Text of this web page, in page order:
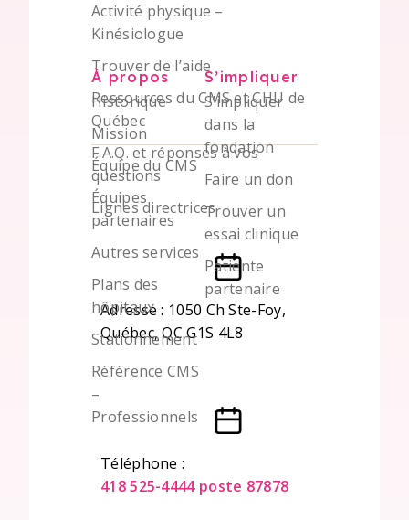
Activité physique –
Kinésiologue
Trouver de l’aide
Ressources du CMS et CHU de
Québec
F.A.Q. et réponses à vos
questions
Lignes directrices
À propos
Historique
Mission
Équipe du CMS
Équipes
partenaires
Autres services
Plans des
hôpitaux
Stationnement
Référence CMS
–
Professionnels
S’impliquer
S’impliquer
dans la
fondation
Faire un don
Trouver un
essai clinique
Patiente
partenaire
Adresse : 1050 Ch Ste-Foy,
Québec, QC G1S 4L8
Téléphone :
418 525-4444 poste 87878